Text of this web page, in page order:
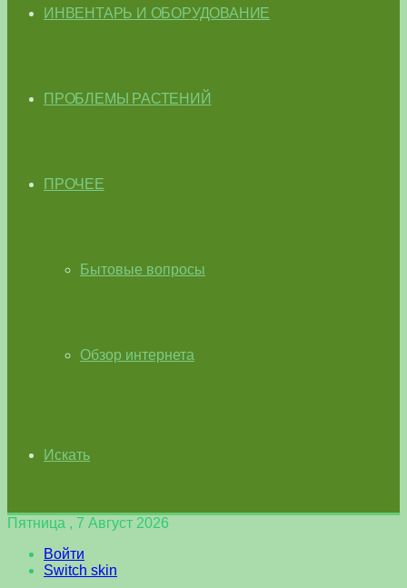
ИНВЕНТАРЬ И ОБОРУДОВАНИЕ
ПРОБЛЕМЫ РАСТЕНИЙ
ПРОЧЕЕ
Бытовые вопросы
Обзор интернета
Искать
Пятница , 7 Август 2026
Войти
Switch skin